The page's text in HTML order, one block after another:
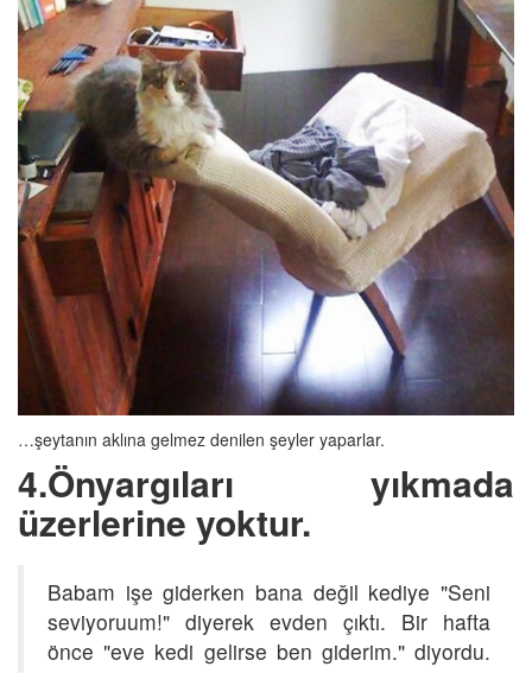
…şeytanın aklına gelmez denilen şeyler yaparlar.
4.Önyargıları yıkmada
üzerlerine yoktur.
seviyoruum!" diyerek evden çıktı. Bir hafta
önce "eve kedi gelirse ben giderim." diyordu.
#????